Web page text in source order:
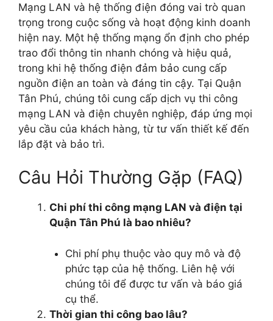
Mạng LAN và hệ thống điện đóng vai trò quan
trọng trong cuộc sống và hoạt động kinh doanh
hiện nay. Một hệ thống mạng ổn định cho phép
trao đổi thông tin nhanh chóng và hiệu quả,
trong khi hệ thống điện đảm bảo cung cấp
nguồn điện an toàn và đáng tin cậy. Tại Quận
Tân Phú, chúng tôi cung cấp dịch vụ thi công
mạng LAN và điện chuyên nghiệp, đáp ứng mọi
yêu cầu của khách hàng, từ tư vấn thiết kế đến
lắp đặt và bảo trì.
Câu Hỏi Thường Gặp (FAQ)
Chi phí thi công mạng LAN và điện tại
Quận Tân Phú là bao nhiêu?
Chi phí phụ thuộc vào quy mô và độ
phức tạp của hệ thống. Liên hệ với
chúng tôi để được tư vấn và báo giá
cụ thể.
Thời gian thi công bao lâu?